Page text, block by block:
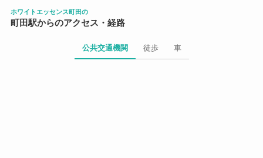
ホワイトエッセンス町田の
町田駅からのアクセス・経路
公共交通機関 徒歩 車